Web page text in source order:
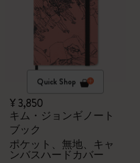
Quick Shop
¥ 3,850
キム・ジョンギノート
ブック
ポケット、無地、キャ
ンバスハードカバー